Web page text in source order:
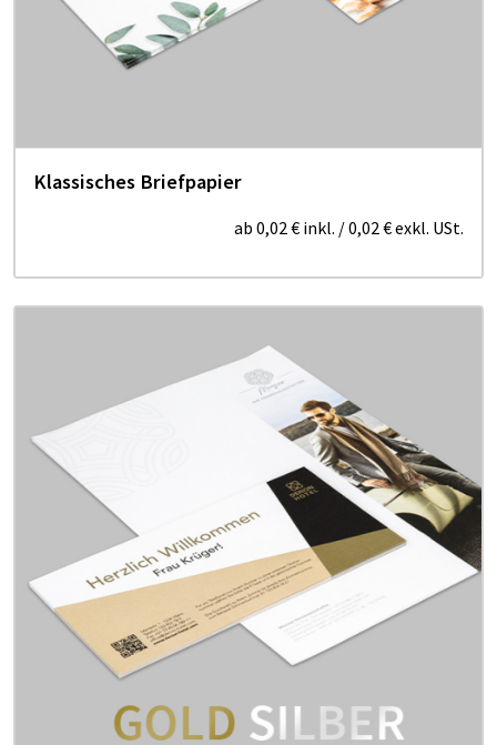
Klassisches Briefpapier
ab 0,02 € inkl. /0,02 €exkl. USt.